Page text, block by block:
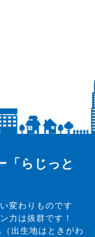
「らじっと
変わりものです
力は抜群です！
出生地はときがわ